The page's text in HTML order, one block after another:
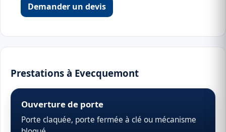
Demander un devis
Prestations à Evecquemont
Ouverture de porte
Porte claquée, porte fermée à clé ou mécanisme